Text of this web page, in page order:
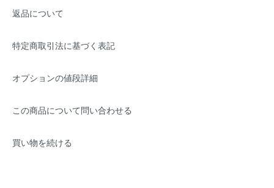
返品について
特定商取引法に基づく表記
オプションの値段詳細
この商品について問い合わせる
買い物を続ける